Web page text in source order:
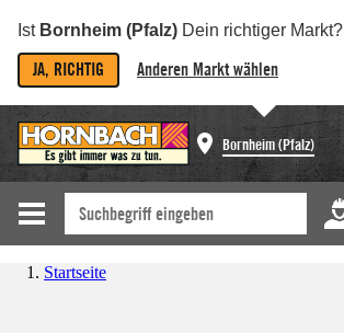
Ist Bornheim (Pfalz) Dein richtiger Markt?
JA, RICHTIG Anderen Markt wählen
Bornheim (Pfalz)
Startseite